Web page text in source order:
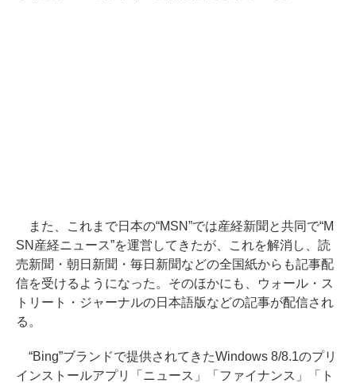
また、これまで日本の“MSN”では産経新聞と共同で“M
SN産経ニュース”を運営してきたが、これを解消し、読
売新聞・朝日新聞・毎日新聞などの全国紙からも記事配
信を受けるようになった。そのほかにも、ウォール・ス
トリート・ジャーナルの日本語版などの記事が配信され
る。
“Bing”ブランドで提供されてきたWindows 8/8.1のプリ
インストールアプリ「ニュース」「ファイナンス」「ト